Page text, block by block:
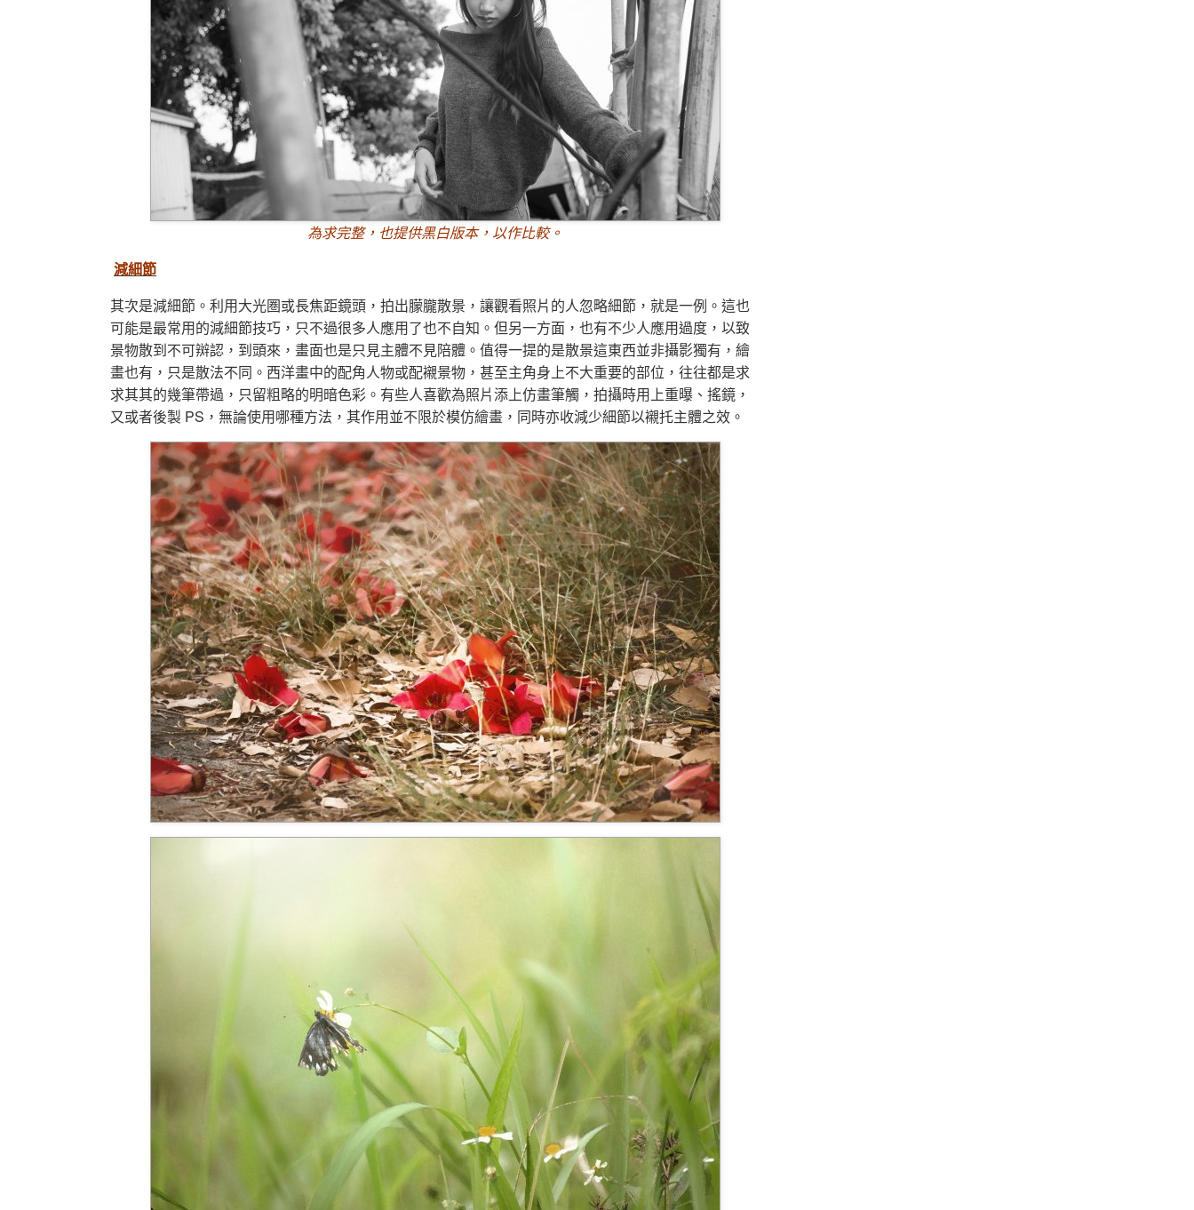
為求完整，也提供黑白版本，以作比較。
減細節
其次是減細節。利用大光圏或長焦距鏡頭，拍出朦朧散景，讓觀看照片的人忽略細節，就是一例。這也
可能是最常用的減細節技巧，只不過很多人應用了也不自知。但另一方面，也有不少人應用過度，以致
景物散到不可辬認，到頭來，畫面也是只見主體不見陪體。值得一提的是散景這東西並非攝影獨有，繪
畫也有，只是散法不同。西洋畫中的配角人物或配襯景物，甚至主角身上不大重要的部位，往往都是求
求其其的幾筆帶過，只留粗略的明暗色彩。有些人喜歡為照片添上仿畫筆觸，拍攝時用上重曝、搖鏡，
又或者後製 PS，無論使用哪種方法，其作用並不限於模仿繪畫，同時亦收減少細節以襯托主體之效。